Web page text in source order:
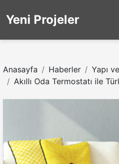
Yeni Projeler
Anasayfa Haberler
Yapı
Akıllı Oda Termostatı ile